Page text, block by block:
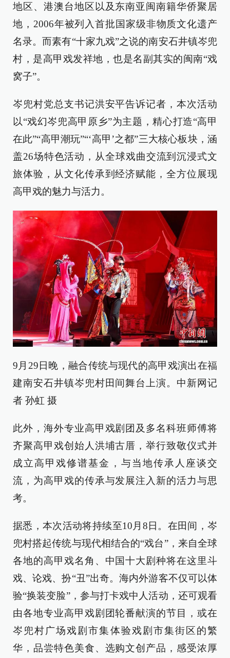
地区、港澳台地区以及东南亚闽南籍华侨聚居
地，2006年被列入首批国家级非物质文化遗产
名录。而素有“十家九戏”之说的南安石井镇岑兜
村，是高甲戏发祥地，也是名副其实的闽南“戏
窝子”。
岑兜村党总支书记洪安平告诉记者，本次活动
以“戏幻岑兜高甲原乡”为主题，精心打造“高甲
在此”“高甲潮玩”“‘高甲’之都”三大核心板块，涵
盖26场特色活动，从全球戏曲交流到沉浸式文
旅体验，从文化传承到经济赋能，全方位展现
高甲戏的魅力与活力。
9月29日晚，融合传统与现代的高甲戏演出在福
建南安石井镇岑兜村田间舞台上演。中新网记
者 孙虹 摄
此外，海外专业高甲戏剧团及多名科班师傅将
齐聚高甲戏创始人洪埔古厝，举行致敬仪式并
成立高甲戏修谱基金，与当地传承人座谈交
流，为高甲戏的传承与发展注入新的活力与思
考。
据悉，本次活动将持续至10月8日。在田间，岑
兜村搭起传统与现代相结合的“戏台”，来自全球
各地的高甲戏名角、中国十大剧种将在这里斗
戏、论戏、扮“丑”出奇。海内外游客不仅可以体
验“换装变脸”，参与打卡戏中人活动，还可观看
由各地专业高甲戏剧团轮番献演的节目，或在
岑兜村广场戏剧市集体验戏剧市集街区的繁
华，品尝特色美食、选购文创产品，感受浓厚